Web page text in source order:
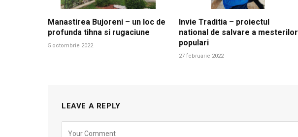
Manastirea Bujoreni – un loc de
profunda tihna si rugaciune
5 octombrie 2022
Invie Traditia – proiectul
national de salvare a mesterilor
populari
27 februarie 2022
LEAVE A REPLY